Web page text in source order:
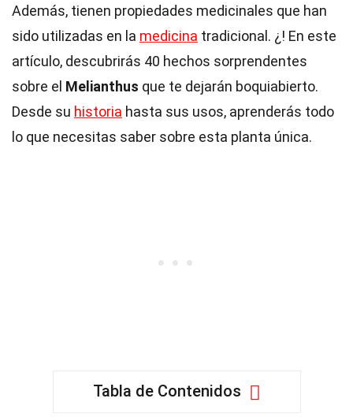
Además, tienen propiedades medicinales que han
sido utilizadas en la medicina tradicional. ¿! En este
artículo, descubrirás 40 hechos sorprendentes
sobre el Melianthus que te dejarán boquiabierto.
Desde su historia hasta sus usos, aprenderás todo
lo que necesitas saber sobre esta planta única.
Tabla de Contenidos